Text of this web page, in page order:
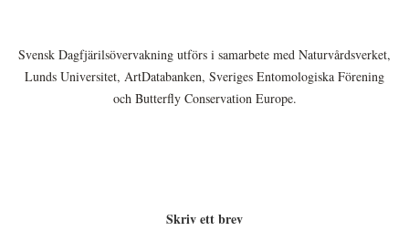
Svensk Dagfjärilsövervakning utförs i samarbete med Naturvårdsverket,
Lunds Universitet, ArtDatabanken, Sveriges Entomologiska Förening
och Butterfly Conservation Europe.
Skriv ett brev